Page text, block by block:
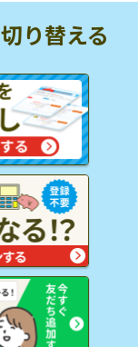
切り替える